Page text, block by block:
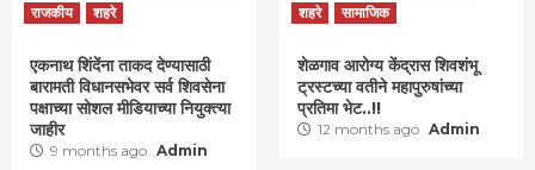
राजकीय
शहरे
एकनाथ शिंदेंना ताकद देण्यासाठी
बारामती विधानसभेवर सर्व शिवसेना
पक्षाच्या सोशल मीडियाच्या नियुक्त्या
जाहीर
9 months ago Admin
शहरे
सामाजिक
शेळगाव आरोग्य केंद्रास शिवशंभू
ट्रस्टच्या वतीने महापुरुषांच्या
प्रतिमा भेट..!!
12 months ago Admin